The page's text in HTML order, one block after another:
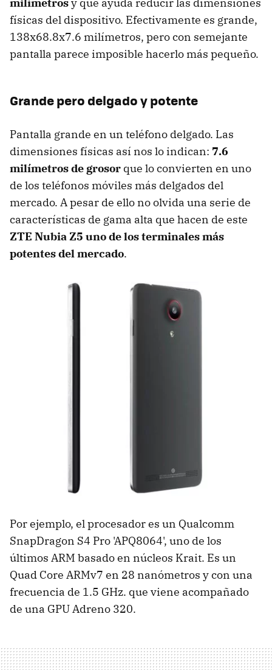
físicas del dispositivo. Efectivamente es grande,
138x68.8x7.6 milímetros, pero con semejante
pantalla parece imposible hacerlo más pequeño.
Grande pero delgado y potente
Pantalla grande en un teléfono delgado. Las
dimensiones físicas así nos lo indican: 7.6
milímetros de grosor que lo convierten en uno
de los teléfonos móviles más delgados del
mercado. A pesar de ello no olvida una serie de
características de gama alta que hacen de este
ZTE Nubia Z5 uno de los terminales más
potentes del mercado.
Por ejemplo, el procesador es un Qualcomm
SnapDragon S4 Pro 'APQ8064', uno de los
últimos ARM basado en núcleos Krait. Es un
Quad Core ARMv7 en 28 nanómetros y con una
frecuencia de 1.5 GHz. que viene acompañado
de una GPU Adreno 320.